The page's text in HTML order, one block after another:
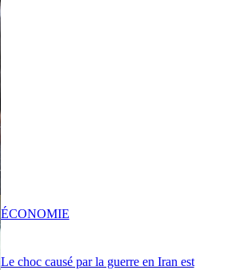
Le choc causé par la guerre en Iran est
ÉCONOMIE